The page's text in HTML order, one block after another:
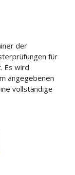
der
für
Es wird
angegebenen
vollständige